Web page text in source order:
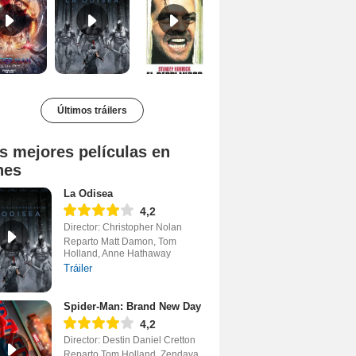
Últimos tráilers
mejores películas en
La Odisea
4,2
Director: Christopher Nolan
Reparto Matt Damon, Tom
Holland, Anne Hathaway
Tráiler
Spider-Man: Brand New Day
4,2
Director: Destin Daniel Cretton